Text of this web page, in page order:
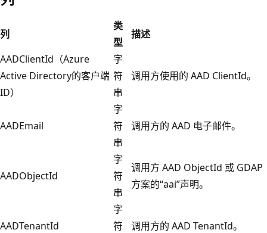
列
类
型
描述
AADClientId（Azure
Active Directory的客户端
ID）
字
符
串
调用方使用的 AAD ClientId。
AADEmail
字
符
串
调用方的 AAD 电子邮件。
AADObjectId
字
符
串
调用方 AAD ObjectId 或 GDAP
方案的“aai”声明。
AADTenantId
字
符
调用方的 AAD TenantId。